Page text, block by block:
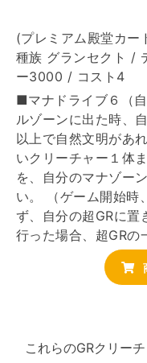
(プレミアム殿堂カー
種族 グランセクト /
ー3000 / コスト4
■マナドライブ６（
ルゾーンに出た時、
以上で自然文明があ
いクリーチャー１体
を、自分のマナゾー
い。 （ゲーム開始時
ず、自分の超GRに置
行った場合、超GRの
これらのGRクリー